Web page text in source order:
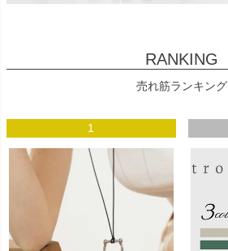
RANKING
売れ筋ランキング
1